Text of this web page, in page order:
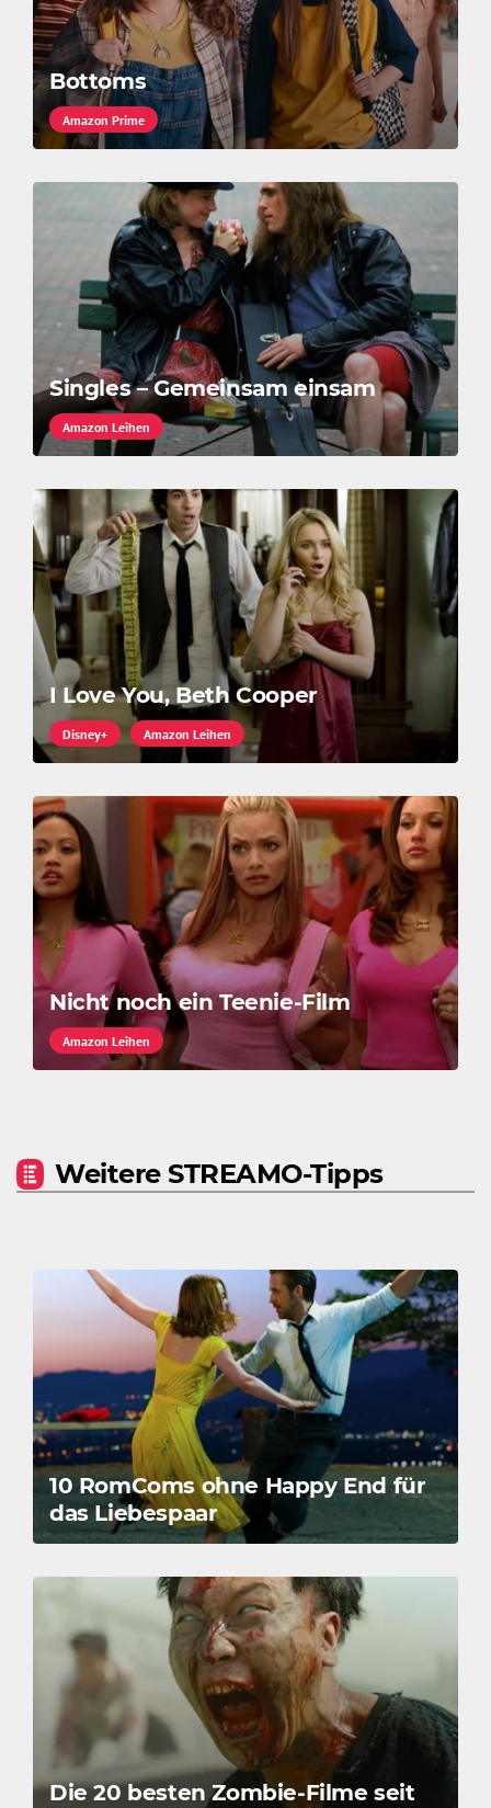
Bottoms
Amazon Prime
Singles – Gemeinsam einsam
Amazon Leihen
I Love You, Beth Cooper
Disney+ Amazon Leihen
Nicht noch ein Teenie-Film
Amazon Leihen
Weitere STREAMO-Tipps
10 RomComs ohne Happy End für
das Liebespaar
Die 20 besten Zombie-Filme seit